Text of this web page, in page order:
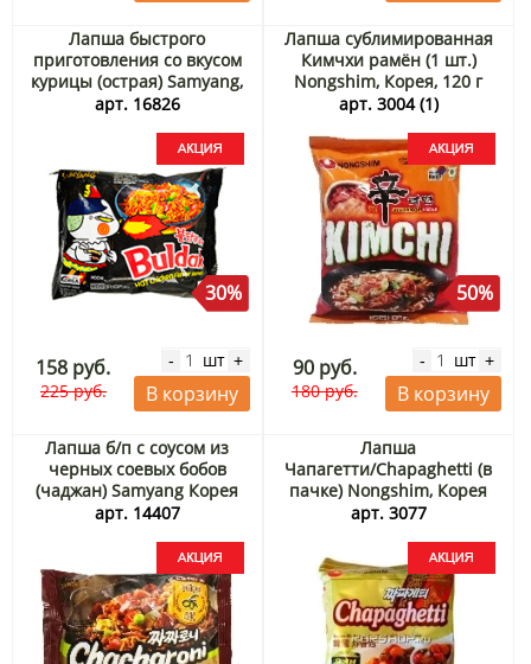
Лапша быстрого
приготовления со вкусом
курицы (острая) Samyang,
Корея, 140 г Акция
арт. 16826
30%
158 руб.
225 руб.
- шт +
В корзину
Лапша сублимированная
Кимчхи рамён (1 шт.)
Nongshim, Корея, 120 г
Акция
арт. 3004 (1)
50%
90 руб.
180 руб.
- шт +
В корзину
Лапша б/п с соусом из
черных соевых бобов
(чаджан) Samyang Корея
140 г Акция
арт. 14407
Лапша
Чапагетти/Chapaghetti (в
пачке) Nongshim, Корея
140 г Акция
арт. 3077